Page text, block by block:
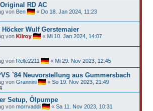
RD AC
von Ben « Do 18. Jan 2024, 11:23
Höcker Wulf Gerstemaier
von Kilroy « Mi 10. Jan 2024, 14:07
von Relle2211 « Mi 29. Nov 2023, 12:45
`84 Neuvorstellung aus Gummersbach
von Grannini « So 19. Nov 2023, 21:49
Setup, Ölpumpe
von morrvaddi « Sa 11. Nov 2023, 10:31